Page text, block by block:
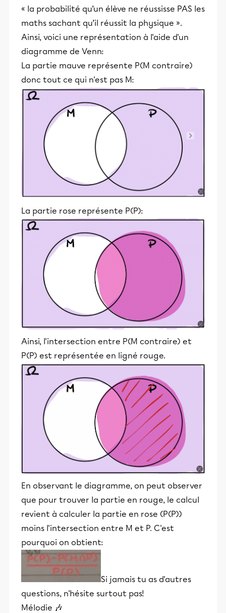
« la probabilité qu’un élève ne réussisse PAS les
maths sachant qu’il réussit la physique ».
Ainsi, voici une représentation à l'aide d'un
diagramme de Venn:
La partie mauve représente P(M contraire)
donc tout ce qui n'est pas M:
La partie rose représente P(P):
Ainsi, l'intersection entre P(M contraire) et
P(P) est représentée en ligné rouge.
En observant le diagramme, on peut observer
que pour trouver la partie en rouge, le calcul
revient à calculer la partie en rose (P(P))
moins l'intersection entre M et P. C'est
pourquoi on obtient:
Si jamais tu as d'autres
questions, n'hésite surtout pas!
Mélodie 🎶